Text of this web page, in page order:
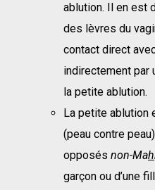
ablution. Il en est
des lèvres du
contact direct
indirectement par
la petite ablution.
La petite ablution
(peau contre
opposés non-Mah
garçon ou d’une